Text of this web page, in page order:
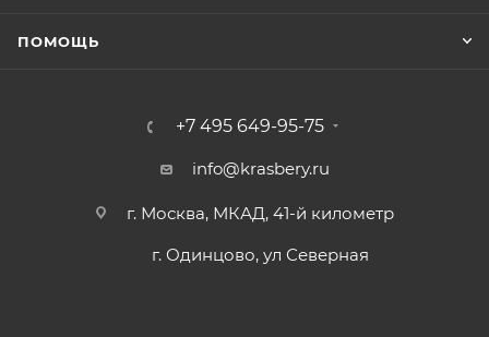
ПОМОЩЬ
+7 495 649-95-75
info@krasbery.ru
г. Москва, МКАД, 41-й километр
г. Одинцово, ул Северная